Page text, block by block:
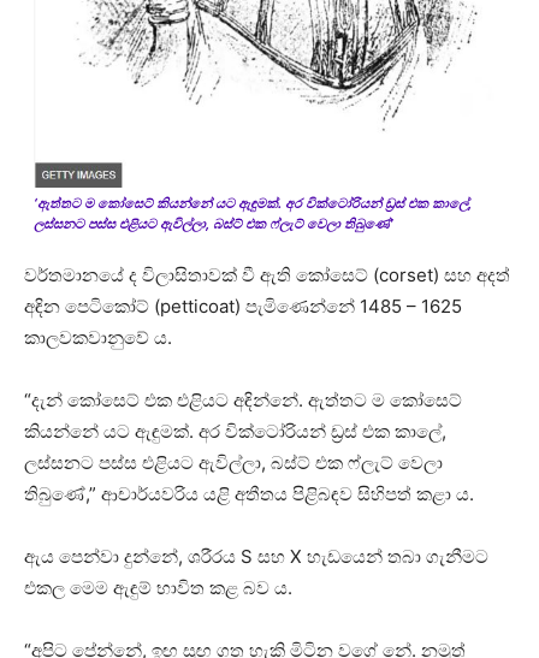
‘ඇත්තට ම කෝසෙට් කියන්නේ ය‍ට ඇඳුමක්. අර වික්ටෝරියන් ඩ්‍රස් එක කාලේ,
ලස්සනට පස්ස එළියට ඇවිල්ලා, බස්ට් එක ෆ්ලැට් වෙලා තිබුණේ’
වර්තමානයේ ද විලාසිතාවක් වී ඇති කෝසෙට් (corset) සහ අදත්
අඳින පෙටිකෝට් (petticoat) පැමිණෙන්නේ 1485 – 1625
කාලවකවානුවේ ය.
“දැන් කෝසෙට් එක එළියට අඳින්නේ. ඇත්තට ම කෝසෙට්
කියන්නේ ය‍ට ඇඳුමක්. අර වික්ටෝරියන් ඩ්‍රස් එක කාලේ,
ලස්සනට පස්ස එළියට ඇවිල්ලා, බස්ට් එක ෆ්ලැට් වෙලා
තිබුණේ,” ආචාර්යවරිය යළි අතීතය පිළිබඳව සිහිපත් කළා ය.
ඇය පෙන්වා දුන්නේ, ශරීරය S සහ X හැඩයෙන් තබා ගැනීමට
එකල මෙම ඇඳුම් භාවිත කළ බව ය.
“අපිට පේන්නේ, ඉඟ සුඟ ගත හැකි මිටින වගේ නේ. නමුත්